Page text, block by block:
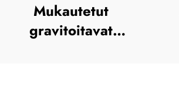
Mukautetut
gravitoitavat